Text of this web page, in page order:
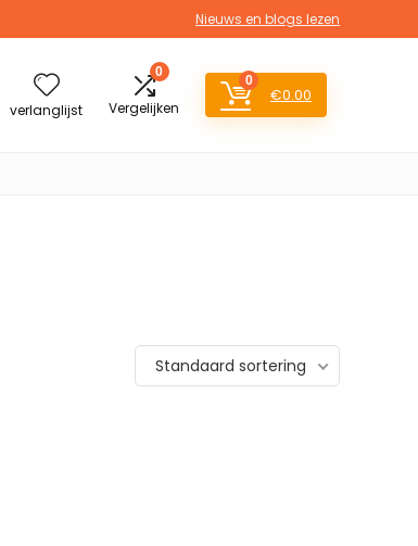
Nieuws en blogs lezen
verlanglijst
0
Vergelijken
0
€0.00
Standaard sortering